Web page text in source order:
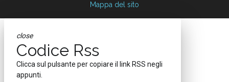
Mappa del sito
close
Codice Rss
Clicca sul pulsante per copiare il link RSS negli
appunti.